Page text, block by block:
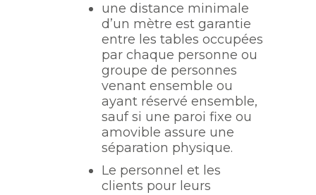
une distance minimale
d’un mètre est garantie
entre les tables occupées
par chaque personne ou
groupe de personnes
venant ensemble ou
ayant réservé ensemble,
sauf si une paroi fixe ou
amovible assure une
séparation physique.
Le personnel et les
clients pour leurs